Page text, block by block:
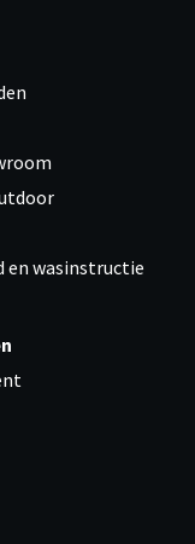
en wasinstructie